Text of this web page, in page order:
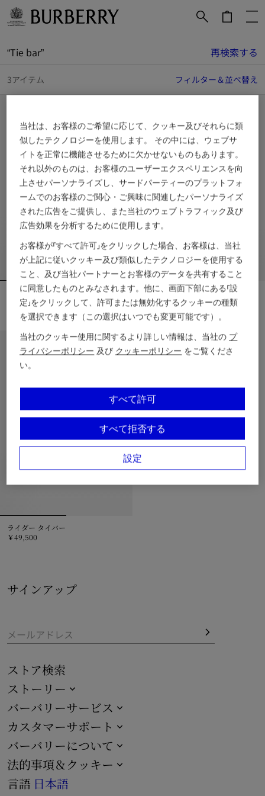
“Tie bar” 再検索する
3アイテム フィルター＆並べ替え
エングレイブチェック タイバー
￥38,500
エングレイブチェック タイバー, ￥38,500
ダック タイバー
￥44,000
ダック タイバー, ￥44,000
新着アイテム
ライダー タイバー
￥49,500
サインアップ
メールアドレス
ストア検索
ストーリー
バーバリーサービス
カスタマーサポート
バーバリーについて
法的事項＆クッキー
言語 日本語
当社は、お客様のご希望に応じて、クッキー及びそれらに類
似したテクノロジーを使用します。 その中には、ウェブサ
イトを正常に機能させるために欠かせないものもあります。
それ以外のものは、お客様のユーザーエクスペリエンスを向
上させパーソナライズし、サードパーティーのプラットフォ
ームでのお客様のご関心・ご興味に関連したパーソナライズ
された広告をご提供し、また当社のウェブトラフィック及び
広告効果を分析するために使用します。
お客様が「すべて許可」をクリックした場合、お客様は、当社
が上記に従いクッキー及び類似したテクノロジーを使用する
こと、及び当社パートナーとお客様のデータを共有すること
に同意したものとみなされます。他に、画面下部にある「設
定」をクリックして、許可または無効化するクッキーの種類
を選択できます（この選択はいつでも変更可能です）。
当社のクッキー使用に関するより詳しい情報は、当社の プ
ライバシーポリシー 及び クッキーポリシー をご覧くださ
い。
設定
すべて拒否する
すべて許可